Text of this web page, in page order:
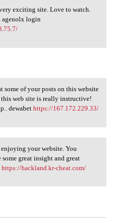
exciting
exciting site. Love to watch.
agenolx login
at some of your
some of your posts on this website
web site is really instructive!
dewabet https://167.172.229.33/
enjoying your
your website. You
great insight and great
https://hackland.kr-cheat.com/